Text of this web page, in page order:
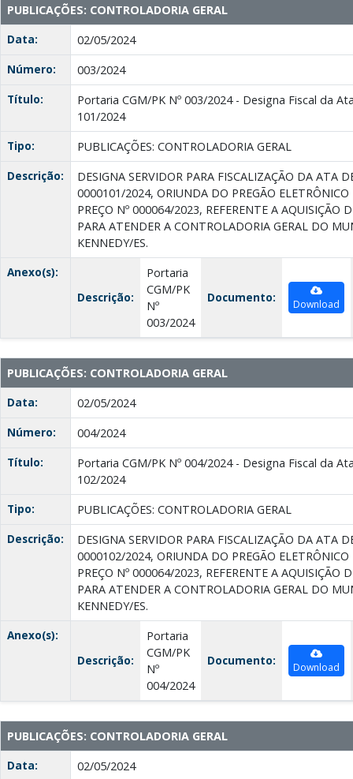
PUBLICAÇÕES: CONTROLADORIA GERAL
Data:
02/05/2024
Número:
003/2024
Título:
Portaria CGM/PK Nº 003/2024 - Designa Fiscal da
101/2024
Tipo:
PUBLICAÇÕES: CONTROLADORIA GERAL
Descrição:
DESIGNA SERVIDOR PARA FISCALIZAÇÃO DA ATA
0000101/2024, ORIUNDA DO PREGÃO ELETRÔNICO
PREÇO Nº 000064/2023, REFERENTE A AQUISIÇÃO
PARA ATENDER A CONTROLADORIA GERAL DO
KENNEDY/ES.
Anexo(s):
Descrição:
Portaria
CGM/PK
Nº
003/2024
Documento: Download
PUBLICAÇÕES: CONTROLADORIA GERAL
Data:
02/05/2024
Número:
004/2024
Título:
Portaria CGM/PK Nº 004/2024 - Designa Fiscal da
102/2024
Tipo:
PUBLICAÇÕES: CONTROLADORIA GERAL
Descrição:
DESIGNA SERVIDOR PARA FISCALIZAÇÃO DA ATA
0000102/2024, ORIUNDA DO PREGÃO ELETRÔNICO
PREÇO Nº 000064/2023, REFERENTE A AQUISIÇÃO
PARA ATENDER A CONTROLADORIA GERAL DO
KENNEDY/ES.
Anexo(s):
Descrição:
Portaria
CGM/PK
Nº
004/2024
Documento: Download
PUBLICAÇÕES: CONTROLADORIA GERAL
Data:
02/05/2024